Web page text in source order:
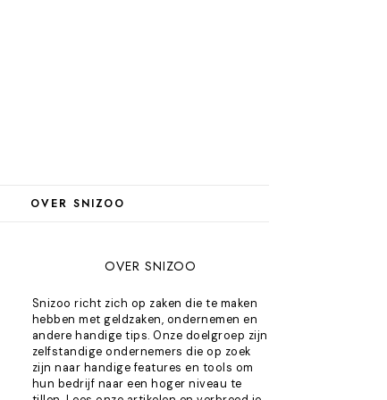
OVER SNIZOO
OVER SNIZOO
Snizoo richt zich op zaken die te maken
hebben met geldzaken, ondernemen en
andere handige tips. Onze doelgroep zijn
zelfstandige ondernemers die op zoek
zijn naar handige features en tools om
hun bedrijf naar een hoger niveau te